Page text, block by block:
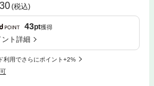
(税込)
43pt獲得
ント詳細
利用でさらにポイント+2%